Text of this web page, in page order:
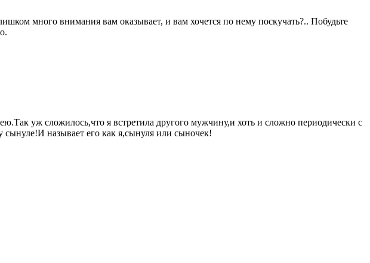
много внимания вам оказывает, и вам хочется по нему поскучать?.. Побудьте
уж сложилось,что я встретила другого мужчину,и хоть и сложно периодически с
называет его как я,сынуля или сыночек!